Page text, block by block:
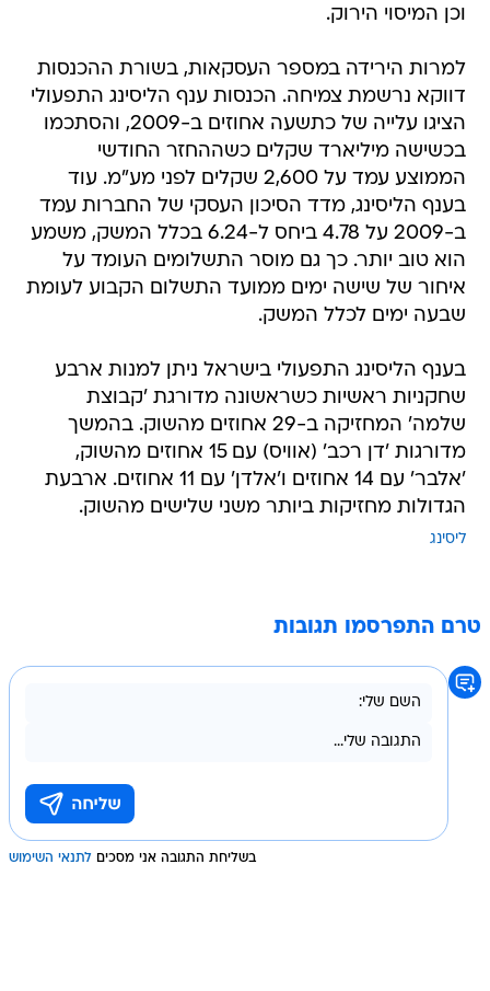
וכן המיסוי הירוק.
למרות הירידה במספר העסקאות, בשורת ההכנסות
דווקא נרשמת צמיחה. הכנסות ענף הליסינג התפעולי
הציגו עלייה של כתשעה אחוזים ב-2009, והסתכמו
בכשישה מיליארד שקלים כשההחזר החודשי
הממוצע עמד על 2,600 שקלים לפני מע"מ. עוד
בענף הליסינג, מדד הסיכון העסקי של החברות עמד
ב-2009 על 4.78 ביחס ל-6.24 בכלל המשק, משמע
הוא טוב יותר. כך גם מוסר התשלומים העומד על
איחור של שישה ימים ממועד התשלום הקבוע לעומת
שבעה ימים לכלל המשק.
בענף הליסינג התפעולי בישראל ניתן למנות ארבע
שחקניות ראשיות כשראשונה מדורגת 'קבוצת
שלמה' המחזיקה ב-29 אחוזים מהשוק. בהמשך
מדורגות 'דן רכב' (אוויס) עם 15 אחוזים מהשוק,
'אלבר' עם 14 אחוזים ו'אלדן' עם 11 אחוזים. ארבעת
הגדולות מחזיקות ביותר משני שלישים מהשוק.
ליסינג
טרם התפרסמו תגובות
בשליחת התגובה אני מסכים לתנאי השימוש